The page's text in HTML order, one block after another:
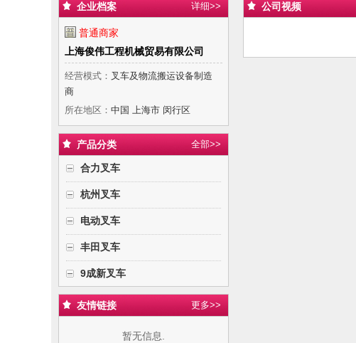
企业档案 详细>>
普通商家
上海俊伟工程机械贸易有限公司
经营模式： 叉车及物流搬运设备制造
商
所在地区： 中国 上海市 闵行区
产品分类 全部>>
合力叉车
杭州叉车
电动叉车
丰田叉车
9成新叉车
友情链接 更多>>
暂无信息.
公司视频